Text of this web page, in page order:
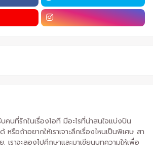
นที่รักในเรื่องไอที มีอะไรที่น่าสนใจแบ่งปัน
หรือถ้าอยากให้เราเจาะลึกเรื่องไหนเป็นพิเศษ สา
. เราจะลองไปศึกษาและมาเขียนบทความให้เพื่อ